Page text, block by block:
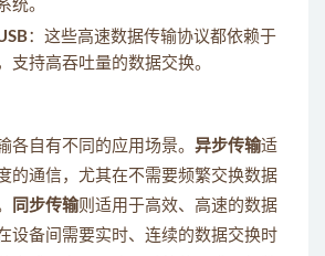
统。
：这些高速数据传输协议都依赖于
支持高吞吐量的数据交换。
各自有不同的应用场景。 异步传输适
的通信，尤其在不需要频繁交换数据
同步传输则适用于高效、高速的数据
设备间需要实时、连续的数据交换时